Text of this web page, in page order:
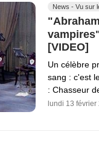
News - Vu sur
[VIDEO]
Un célèbre
sang : c'est
: Chasseur
lundi 13 février